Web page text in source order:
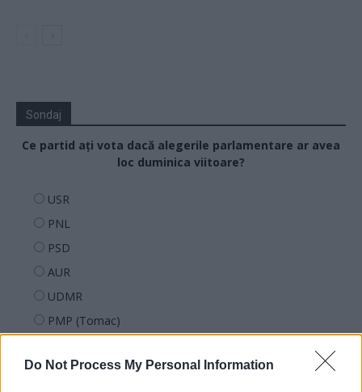
Do Not Process My Personal Information
Sondaj
Ce partid ați vota dacă alegerile parlamentare ar avea
loc duminica viitoare?
USR
PNL
PSD
AUR
UDMR
PMP (Tomac)
PNȚMM